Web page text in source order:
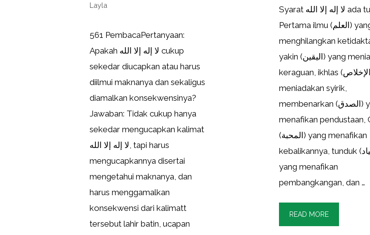
Layla
561 PembacaPertanyaan:
Apakah لا إله إلا الله cukup
sekedar diucapkan atau harus
diilmui maknanya dan sekaligus
diamalkan konsekwensinya?
Jawaban: Tidak cukup hanya
sekedar mengucapkan kalimat
لا إله إلا الله, tapi harus
mengucapkannya disertai
mengetahui maknanya, dan
harus menggamalkan
konsekwensi dari kalimatt
tersebut lahir batin, ucapan
Syarat لا إله إلا الله ada tujuh:
Pertama ilmu (العلم) yang
menghilangkan
yakin (اليقين) yang meniadakan
keraguan, ikhlas (الإخلاص) yang
meniadakan syirik,
membenarkan (الصدق) yang
menafikan pendustaan,
(المحبة) yang menafikan
kebalikannya, tunduk (الإنقياد)
yang menafikan
pembangkangan, dan …
READ MORE